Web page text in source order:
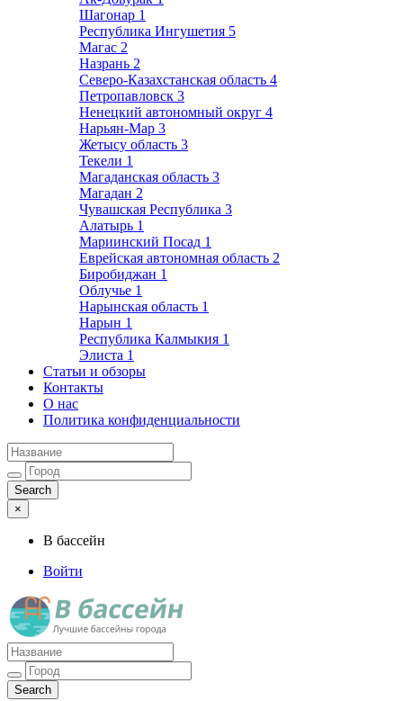
Шагонар 1
Республика Ингушетия 5
Магас 2
Назрань 2
Северо-Казахстанская область 4
Петропавловск 3
Ненецкий автономный округ 4
Нарьян-Мар 3
Жетысу область 3
Текели 1
Магаданская область 3
Магадан 2
Чувашская Республика 3
Алатырь 1
Мариинский Посад 1
Еврейская автономная область 2
Биробиджан 1
Облучье 1
Нарынская область 1
Нарын 1
Республика Калмыкия 1
Элиста 1
Статьи и обзоры
Контакты
О нас
Политика конфиденциальности
×
В бассейн
Войти
Лучшие бассейны города